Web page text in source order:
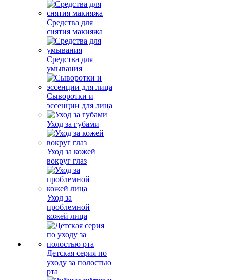
Средства для
снятия макияжа
Средства для
умывания
Сыворотки и
эссенции для лица
Уход за губами
Уход за кожей
вокруг глаз
Уход за
проблемной
кожей лица
Детская серия по
уходу за полостью
рта